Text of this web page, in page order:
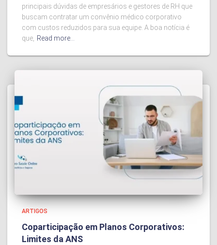
principais dúvidas de empresários e gestores de RH que
buscam contratar um convênio médico corporativo
com custos reduzidos para sua equipe. A boa notícia é
que, Read more…
ARTIGOS
Coparticipação em Planos Corporativos:
Limites da ANS